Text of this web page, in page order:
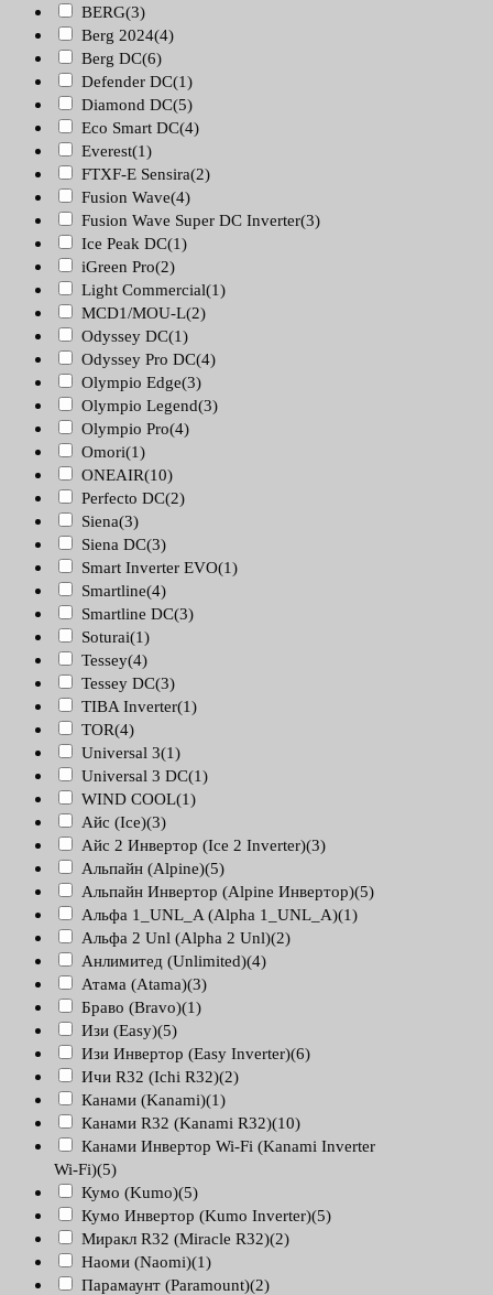
BERG(3)
Berg 2024(4)
Berg DC(6)
Defender DC(1)
Diamond DC(5)
Eco Smart DC(4)
Everest(1)
FTXF-E Sensira(2)
Fusion Wave(4)
Fusion Wave Super DC Inverter(3)
Ice Peak DC(1)
iGreen Pro(2)
Light Commercial(1)
MCD1/MOU-L(2)
Odyssey DC(1)
Odyssey Pro DC(4)
Olympio Edge(3)
Olympio Legend(3)
Olympio Pro(4)
Omori(1)
ONEAIR(10)
Perfecto DC(2)
Siena(3)
Siena DC(3)
Smart Inverter EVO(1)
Smartline(4)
Smartline DC(3)
Soturai(1)
Tessey(4)
Tessey DC(3)
TIBA Inverter(1)
TOR(4)
Universal 3(1)
Universal 3 DC(1)
WIND COOL(1)
Айс (Ice)(3)
Айс 2 Инвертор (Ice 2 Inverter)(3)
Альпайн (Alpine)(5)
Альпайн Инвертор (Alpine Инвертор)(5)
Альфа 1_UNL_A (Alpha 1_UNL_A)(1)
Альфа 2 Unl (Alpha 2 Unl)(2)
Анлимитед (Unlimited)(4)
Атама (Atama)(3)
Браво (Bravo)(1)
Изи (Easy)(5)
Изи Инвертор (Easy Inverter)(6)
Ичи R32 (Ichi R32)(2)
Канами (Kanami)(1)
Канами R32 (Kanami R32)(10)
Канами Инвертор Wi-Fi (Kanami Inverter
Wi-Fi)(5)
Кумо (Kumo)(5)
Кумо Инвертор (Kumo Inverter)(5)
Миракл R32 (Miracle R32)(2)
Наоми (Naomi)(1)
Парамаунт (Paramount)(2)